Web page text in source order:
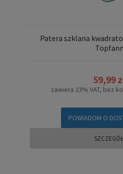
Patera szklana
Topfann
59,99
zawiera 23% VAT, bez
POWIADOM O